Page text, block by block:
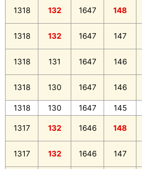
1318 132 1647 148
1318 132 1647 147
1318 131 1647 146
1318 130 1647 146
1318
130 1647 145
1317 132 1646 148
1317 132 1646 147